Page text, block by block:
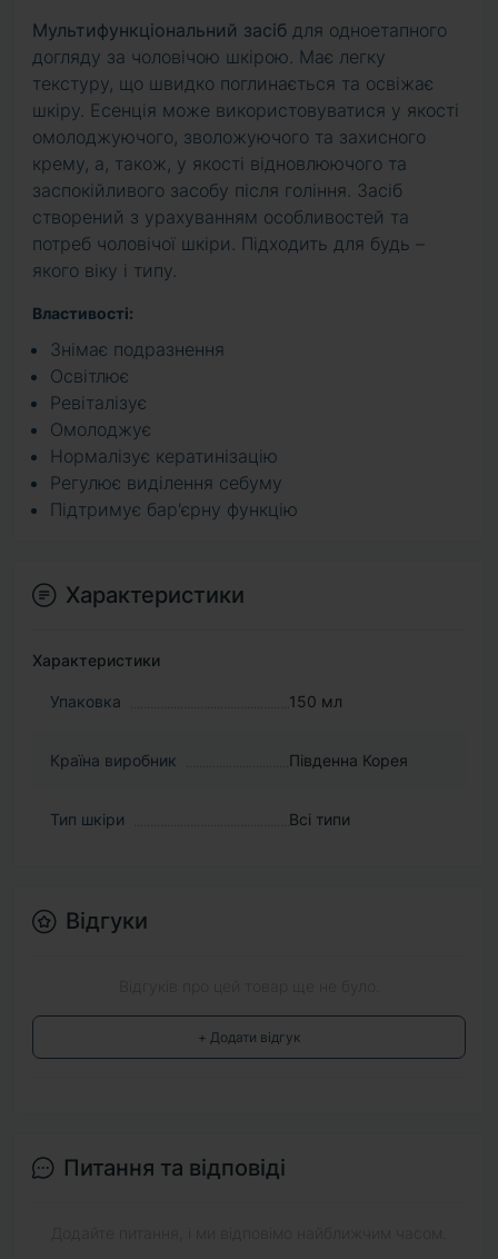
Мультифункціональний засіб для одноетапного
догляду за чоловічою шкірою. Має легку
текстуру, що швидко поглинається та освіжає
шкіру. Есенція може використовуватися у якості
омолоджуючого, зволожуючого та захисного
крему, а, також, у якості відновлюючого та
заспокійливого засобу після гоління. Засіб
створений з урахуванням особливостей та
потреб чоловічої шкіри. Підходить для будь –
якого віку і типу.
Властивості:
Знімає подразнення
Освітлює
Ревіталізує
Омолоджує
Нормалізує кератинізацію
Регулює виділення себуму
Підтримує бар'єрну функцію
Характеристики
Характеристики
Упаковка 150 мл
Країна виробник Південна Корея
Тип шкіри Всі типи
Відгуки
+ Додати відгук
Питання та відповіді